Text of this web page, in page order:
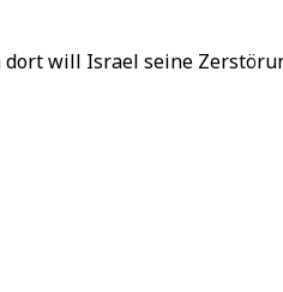
will Israel seine